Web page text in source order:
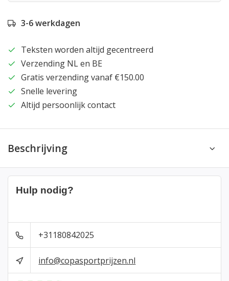
3-6 werkdagen
Teksten worden altijd gecentreerd
Verzending NL en BE
Gratis verzending vanaf €150.00
Snelle levering
Altijd persoonlijk contact
Beschrijving
Hulp nodig?
+31180842025
info@copasportprijzen.nl